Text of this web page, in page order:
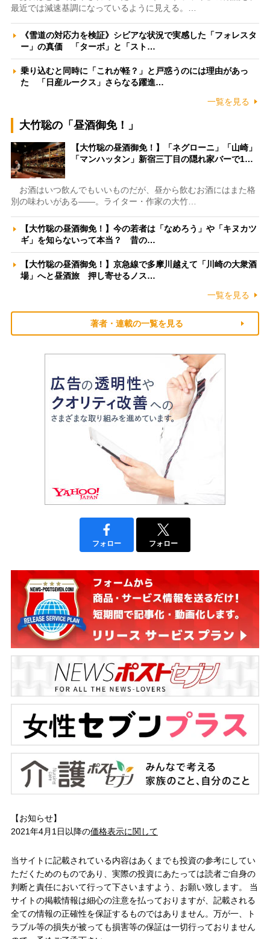
最近では減速基調になっているように見える。…
《雪道の対応力を検証》シビアな状況で実感した「フォレスタ
ー」の真価 「ターボ」と「スト…
乗り込むと同時に「これが軽？」と戸惑うのには理由があっ
た 「日産ルークス」さらなる躍進…
一覧を見る
大竹聡の「昼酒御免！」
【大竹聡の昼酒御免！】「ネグローニ」「山崎」
「マンハッタン」新宿三丁目の隠れ家バーで1…
お酒はいつ飲んでもいいものだが、昼から飲むお酒にはまた格
別の味わいがある――。ライター・作家の大竹…
【大竹聡の昼酒御免！】今の若者は「なめろう」や「キヌカツ
ギ」を知らないって本当？ 昔の…
【大竹聡の昼酒御免！】京急線で多摩川越えて「川崎の大衆酒
場」へと昼酒旅 押し寄せるノス…
一覧を見る
著者・連載の一覧を見る
フォロー フォロー
【お知らせ】
2021年4月1日以降の価格表示に関して
当サイトに記載されている内容はあくまでも投資の参考にしてい
ただくためのものであり、実際の投資にあたっては読者ご自身の
判断と責任において行って下さいますよう、お願い致します。 当
サイトの掲載情報は細心の注意を払っておりますが、記載される
全ての情報の正確性を保証するものではありません。万が一、ト
ラブル等の損失が被っても損害等の保証は一切行っておりません